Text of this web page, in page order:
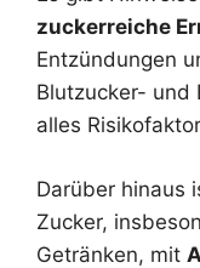
zuckerreiche
Entzündungen
Blutzucker- und
alles
Darüber hinaus
Zucker,
Getränken, mit